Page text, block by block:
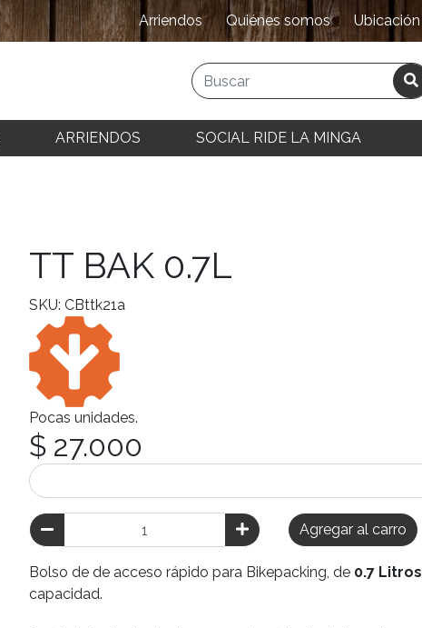
Arriendos Quiénes somos Ubicación
ARRIENDOS SOCIAL RIDE LA MINGA
TT BAK 0.7L
SKU: CBttk21a
Pocas unidades.
$ 27.000
Agregar al carro
Bolso de de acceso rápido para Bikepacking, de 0.7 Litros
capacidad.